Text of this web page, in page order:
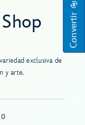
Convertir
exclusiva de
y arte.